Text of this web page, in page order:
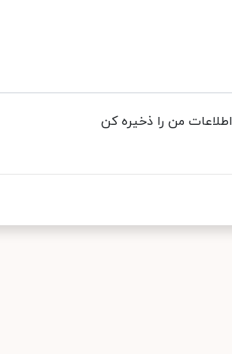
اطلاعات من را ذخیره کن